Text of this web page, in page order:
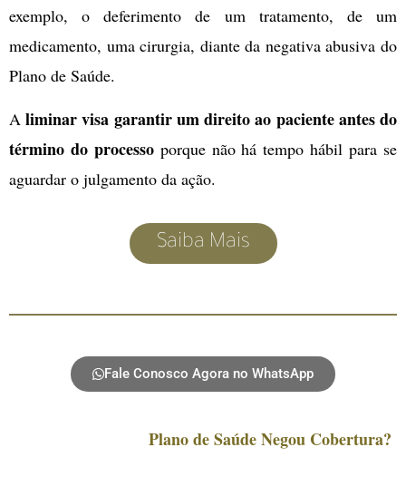
exemplo, o deferimento de um tratamento, de um
medicamento, uma cirurgia, diante da negativa abusiva do
Plano de Saúde.
Aliminar visa garantir um direito ao paciente antes do
término do processoporque não há tempo hábil para se
aguardar o julgamento da ação.
Saiba Mais
Fale Conosco Agora no WhatsApp
Plano de Saúde Negou Cobertura?